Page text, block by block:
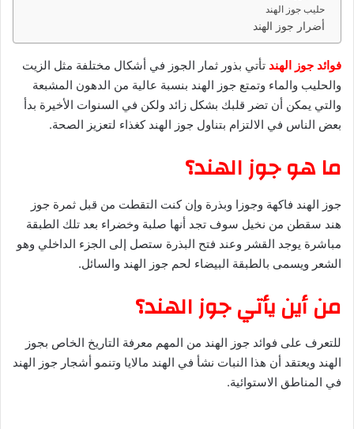
ي
ا
حليب جوز الهند
أضرار جوز الهند
فوائد جوز الهند تأتي بذور ثمار الجوز في أشكال مختلفة مثل الزيت
والحليب والماء وتمتع جوز الهند بنسبة عالية من الدهون المشبعة
والتي يمكن أن تضر قلبك بشكل زائد ولكن في السنوات الأخيرة بدأ
بعض الناس في الالتزام بتناول جوز الهند كغذاء لتعزيز الصحة.
ما هو جوز الهند؟
جوز الهند فاكهة وجوزا وبذرة وإن كنت التقطت من قبل ثمرة جوز
هند سقطن من نخيل سوف تجد أنها صلبة وخضراء بعد تلك الطبقة
مباشرة يوجد القشر وعند فتح البذرة ستصل إلى الجزء الداخلي وهو
الشعر ويسمى بالطبقة البيضاء لحم جوز الهند والسائل.
من أين يأتي جوز الهند؟
للتعرف على فوائد جوز الهند من المهم معرفة التاريخ الخاص بجوز
الهند ويعتقد أن هذا النبات نشأ في الهند مالايا وتنمو أشجار جوز الهند
في المناطق الاستوائية.